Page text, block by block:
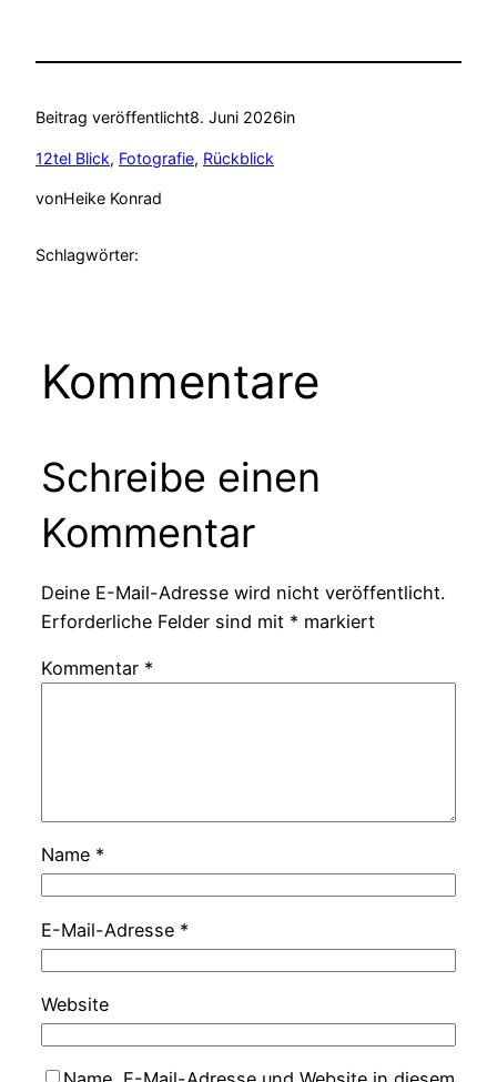
Beitrag veröffentlicht8. Juni 2026in
12tel Blick, Fotografie, Rückblick
vonHeike Konrad
Schlagwörter:
Kommentare
Schreibe einen
Kommentar
Deine E-Mail-Adresse wird nicht veröffentlicht.
Erforderliche Felder sind mit * markiert
Kommentar *
Name *
E-Mail-Adresse *
Website